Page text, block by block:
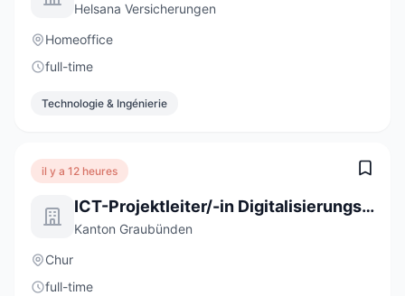
Helsana Versicherungen
Homeoffice
full-time
Technologie & Ingénierie
il y a 12 heures
ICT-Projektleiter/-in Digitalisierungsprojekte 60-100 %
Kanton Graubünden
Chur
full-time